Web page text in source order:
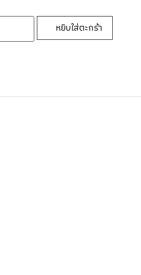
หยิบใส่ตะกร้า